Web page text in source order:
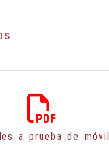
a prueba de móvil